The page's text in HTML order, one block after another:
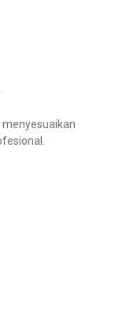
menyesuaikan